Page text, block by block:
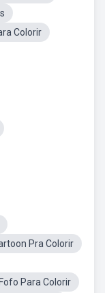
Colorir
Pra Colorir
Para Colorir